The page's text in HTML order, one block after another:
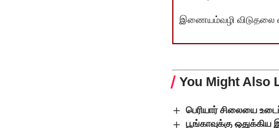
இணையம்வழி விடுதலை
You Might Also
பெரியார் சிலையை
பூங்காவுக்கு